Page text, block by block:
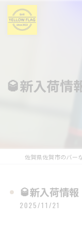
🥃新入荷情
🥃新入荷情報
2025/11/21